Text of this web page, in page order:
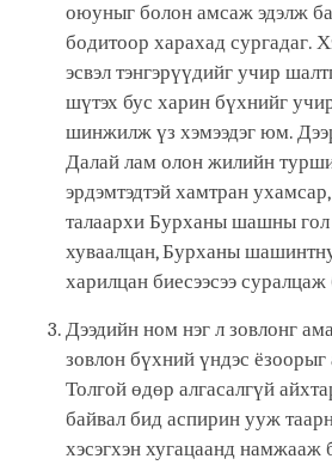
оюуныг болон амсаж эдэлж
бодитоор харахад сургадаг.
эсвэл тэнгэрүүдийг учир
шүтэх бус харин бүхнийг
шинжилж үз хэмээдэг юм.
Далай лам олон жилийн
эрдэмтэдтэй хамтран
талаархи Бурханы шашны гол
хуваалцан, Бурханы
харилцан биесээсээ суралцаж
Дээдийн ном нэг л зовлонг
зовлон бүхний үндэс
Толгой өдөр алгасалгүй
байвал бид аспирин ууж
хэсэгхэн хугацаанд намжааж